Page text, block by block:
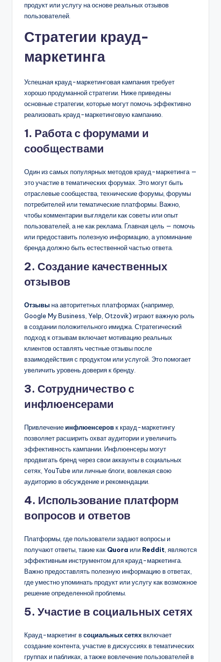
продукт или услугу на основе реальных отзывов
пользователей.
Стратегии крауд-
маркетинга
Успешная крауд-маркетинговая кампания требует
хорошо продуманной стратегии. Ниже приведены
основные стратегии, которые могут помочь эффективно
реализовать крауд-маркетинговую кампанию.
1. Работа с форумами и
сообществами
Один из самых популярных методов крауд-маркетинга —
это участие в тематических форумах. Это могут быть
отраслевые сообщества, технические форумы, форумы
потребителей или тематические платформы. Важно,
чтобы комментарии выглядели как советы или опыт
пользователей, а не как реклама. Главная цель — помочь
или предоставить полезную информацию, а упоминание
бренда должно быть естественной частью ответа.
2. Создание качественных
отзывов
Отзывына авторитетных платформах (например,
Google My Business, Yelp, Otzovik) играют важную роль
в создании положительного имиджа. Стратегический
подход к отзывам включает мотивацию реальных
клиентов оставлять честные отзывы после
взаимодействия с продуктом или услугой. Это помогает
увеличить уровень доверия к бренду.
3. Сотрудничество с
инфлюенсерами
Привлечениеинфлюенсеровк крауд-маркетингу
позволяет расширить охват аудитории и увеличить
эффективность кампании. Инфлюенсеры могут
продвигать бренд через свои аккаунты в социальных
сетях, YouTube или личные блоги, вовлекая свою
аудиторию в обсуждение и рекомендации.
4. Использование платформ
вопросов и ответов
Платформы, где пользователи задают вопросы и
получают ответы, такие как Quora или Reddit , являются
эффективным инструментом для крауд-маркетинга.
Важно предоставлять полезную информацию в ответах,
где уместно упоминать продукт или услугу как возможное
решение определенной проблемы.
5. Участие в социальных сетях
Крауд-маркетинг всоциальных сетяхвключает
создание контента, участие в дискуссиях в тематических
группах и пабликах, а также вовлечение пользователей в